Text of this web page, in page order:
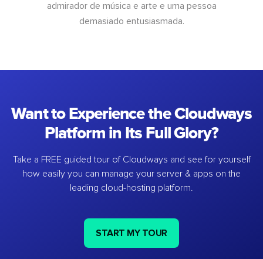
admirador de música e arte e uma pessoa
demasiado entusiasmada.
Want to Experience the Cloudways
Platform in Its Full Glory?
Take a FREE guided tour of Cloudways and see for yourself
how easily you can manage your server & apps on the
leading cloud-hosting platform.
START MY TOUR